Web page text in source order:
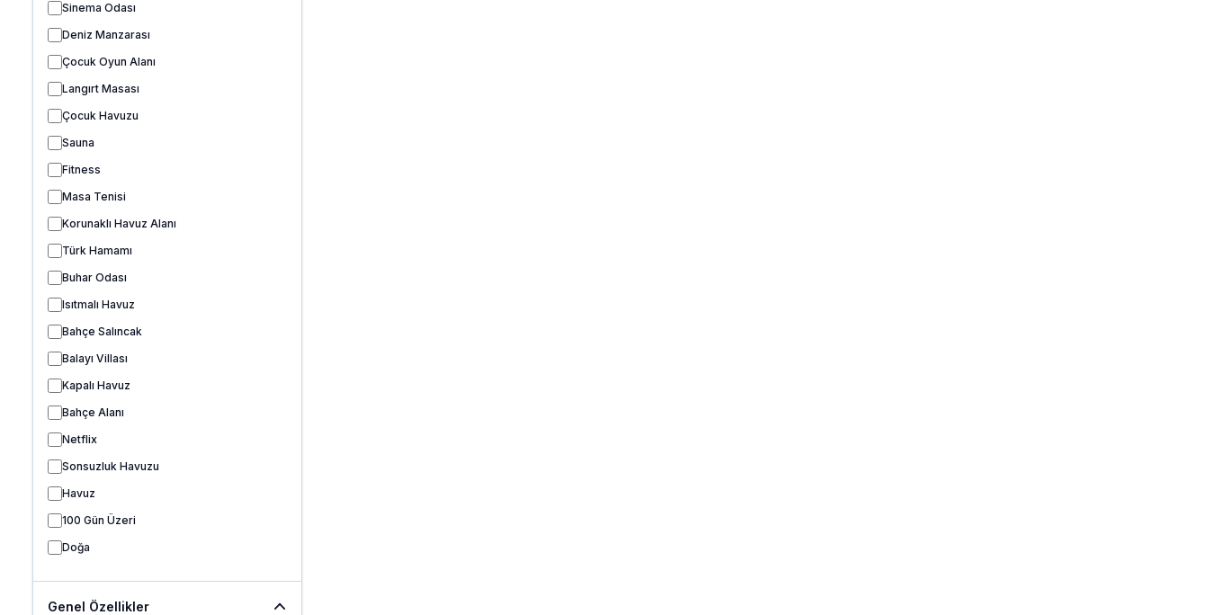
Sinema Odası
Deniz Manzarası
Çocuk Oyun Alanı
Langırt Masası
Çocuk Havuzu
Sauna
Fitness
Masa Tenisi
Korunaklı Havuz Alanı
Türk Hamamı
Buhar Odası
Isıtmalı Havuz
Bahçe Salıncak
Balayı Villası
Kapalı Havuz
Bahçe Alanı
Netflix
Sonsuzluk Havuzu
Havuz
100 Gün Üzeri
Doğa
Genel Özellikler